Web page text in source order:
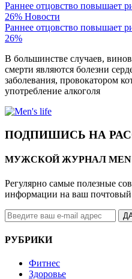
Раннее отцовство повышает
26% Новости
Раннее отцовство повышает
26%
В большинстве случаев,
смерти являются болезни
заболевания, провокатором
употребление алкоголя
ПОДПИШИСЬ НА
МУЖСКОЙ ЖУРНАЛ
Регулярно самые полезные
информации на ваш
РУБРИКИ
Фитнес
Здоровье